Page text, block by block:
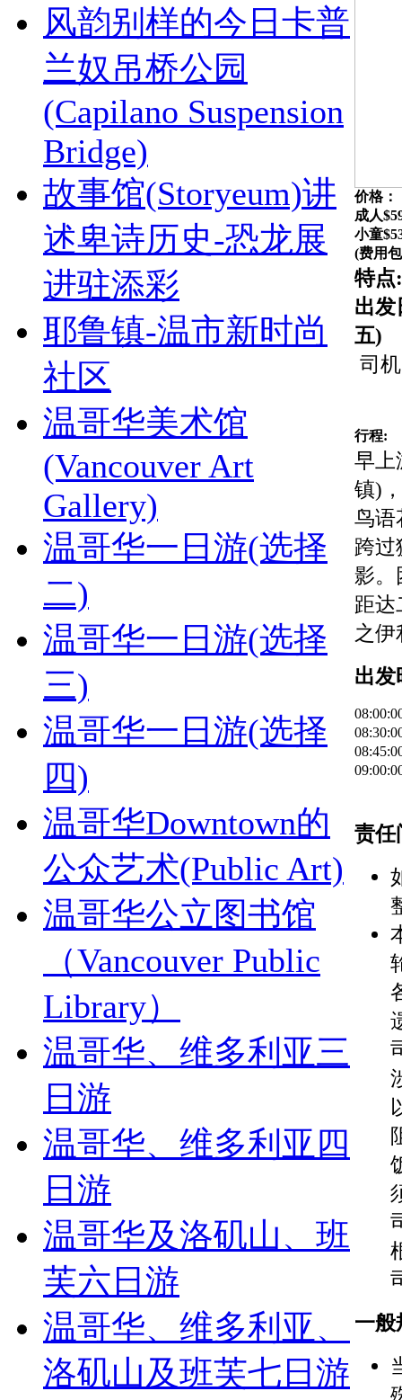
风韵别样的今日卡普
兰奴吊桥公园
(Capilano Suspension
Bridge)
故事馆(Storyeum)讲
述卑诗历史-恐龙展
进驻添彩
耶鲁镇-温市新时尚
社区
温哥华美术馆
(Vancouver Art
Gallery)
温哥华一日游(选择
二)
温哥华一日游(选择
三)
温哥华一日游(选择
四)
温哥华Downtown的
公众艺术(Public Art)
温哥华公立图书馆
（Vancouver Public
Library）
温哥华、维多利亚三
日游
温哥华、维多利亚四
日游
温哥华及洛矶山、班
芙六日游
温哥华、维多利亚、
洛矶山及班芙七日游
价格：
成人
小童
(费用
特点
出发
五)
司
行程:
早上
镇)
鸟语
跨过
影。
距达
之伊
出发
责任
一般